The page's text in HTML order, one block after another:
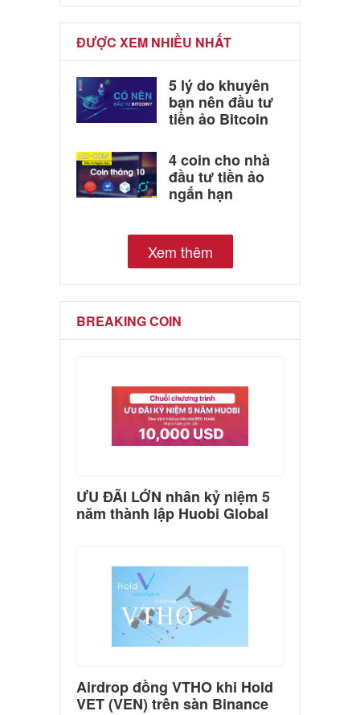
ĐƯỢC XEM NHIỀU NHẤT
5 lý do khuyên
bạn nên đầu tư
tiền ảo Bitcoin
4 coin cho nhà
đầu tư tiền ảo
ngắn hạn
Xem thêm
BREAKING COIN
ƯU ĐÃI LỚN nhân kỷ niệm 5
năm thành lập Huobi Global
Airdrop đồng VTHO khi Hold
VET (VEN) trên sàn Binance